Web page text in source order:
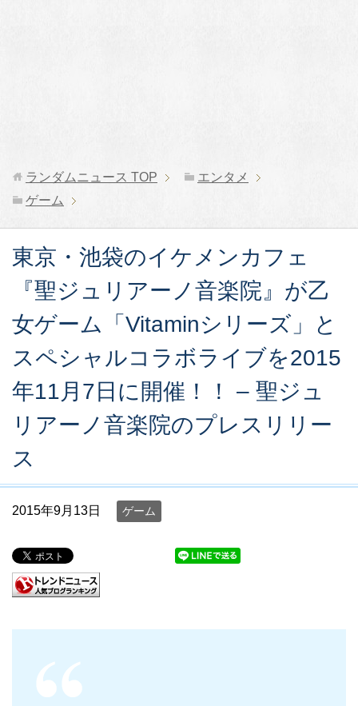
ランダムニュース TOP
エンタメ
ゲーム
東京・池袋のイケメンカフェ
『聖ジュリアーノ音楽院』が乙
女ゲーム「Vitaminシリーズ」と
スペシャルコラボライブを2015
年11月7日に開催！！ – 聖ジュ
リアーノ音楽院のプレスリリー
ス
2015年9月13日 ゲーム